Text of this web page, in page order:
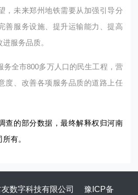
，未来郑州地铁需要从加强引导分
善服务设施、提升运输能力、提高
服务品质。
务全市800多万人口的民生工程，营
度、改善各项服务品质的道路上任
查的部分数据，最终解释权归河南
有。
友数字科技有限公司 豫ICP备